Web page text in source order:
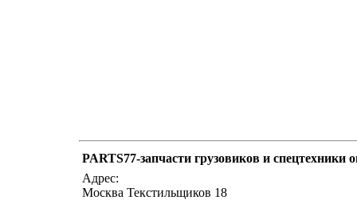
PARTS77-запчасти грузовиков и спецтехники
Адрес:
Москва Текстильщиков 18